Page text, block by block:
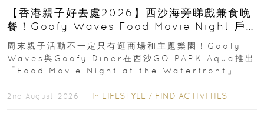
【香港親子好去處2026】西沙海旁睇戲兼食晚
餐！Goofy Waves Food Movie Night 戶
外影院逢週末登場
周末親子活動不一定只有逛商場和主題樂園！Goofy
Waves與Goofy Diner在西沙GO PARK Aqua推出
「Food Movie Night at the Waterfront」...
2nd August, 2026 ｜ In LIFESTYLE / FIND ACTIVITIES